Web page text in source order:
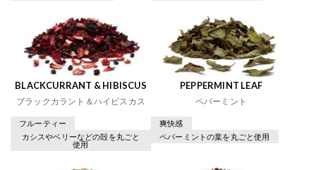
BLACKCURRANT & HIBISCUS
ブラックカラント＆ハイビスカス
フルーティー
カシスやベリーなどの殻を丸ごと
使用
PEPPERMINT LEAF
ペパーミント
爽快感
ペパーミントの葉を丸ごと使用